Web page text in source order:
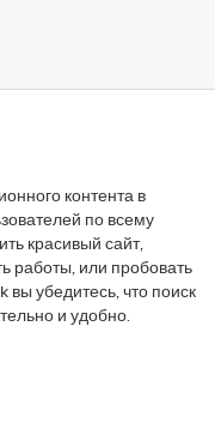
контента в
по всему
красивый сайт,
работы, или пробовать
убедитесь, что поиск
и удобно.